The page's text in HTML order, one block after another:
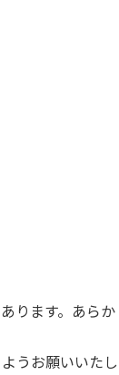
ります。あらか
うお願いいたし